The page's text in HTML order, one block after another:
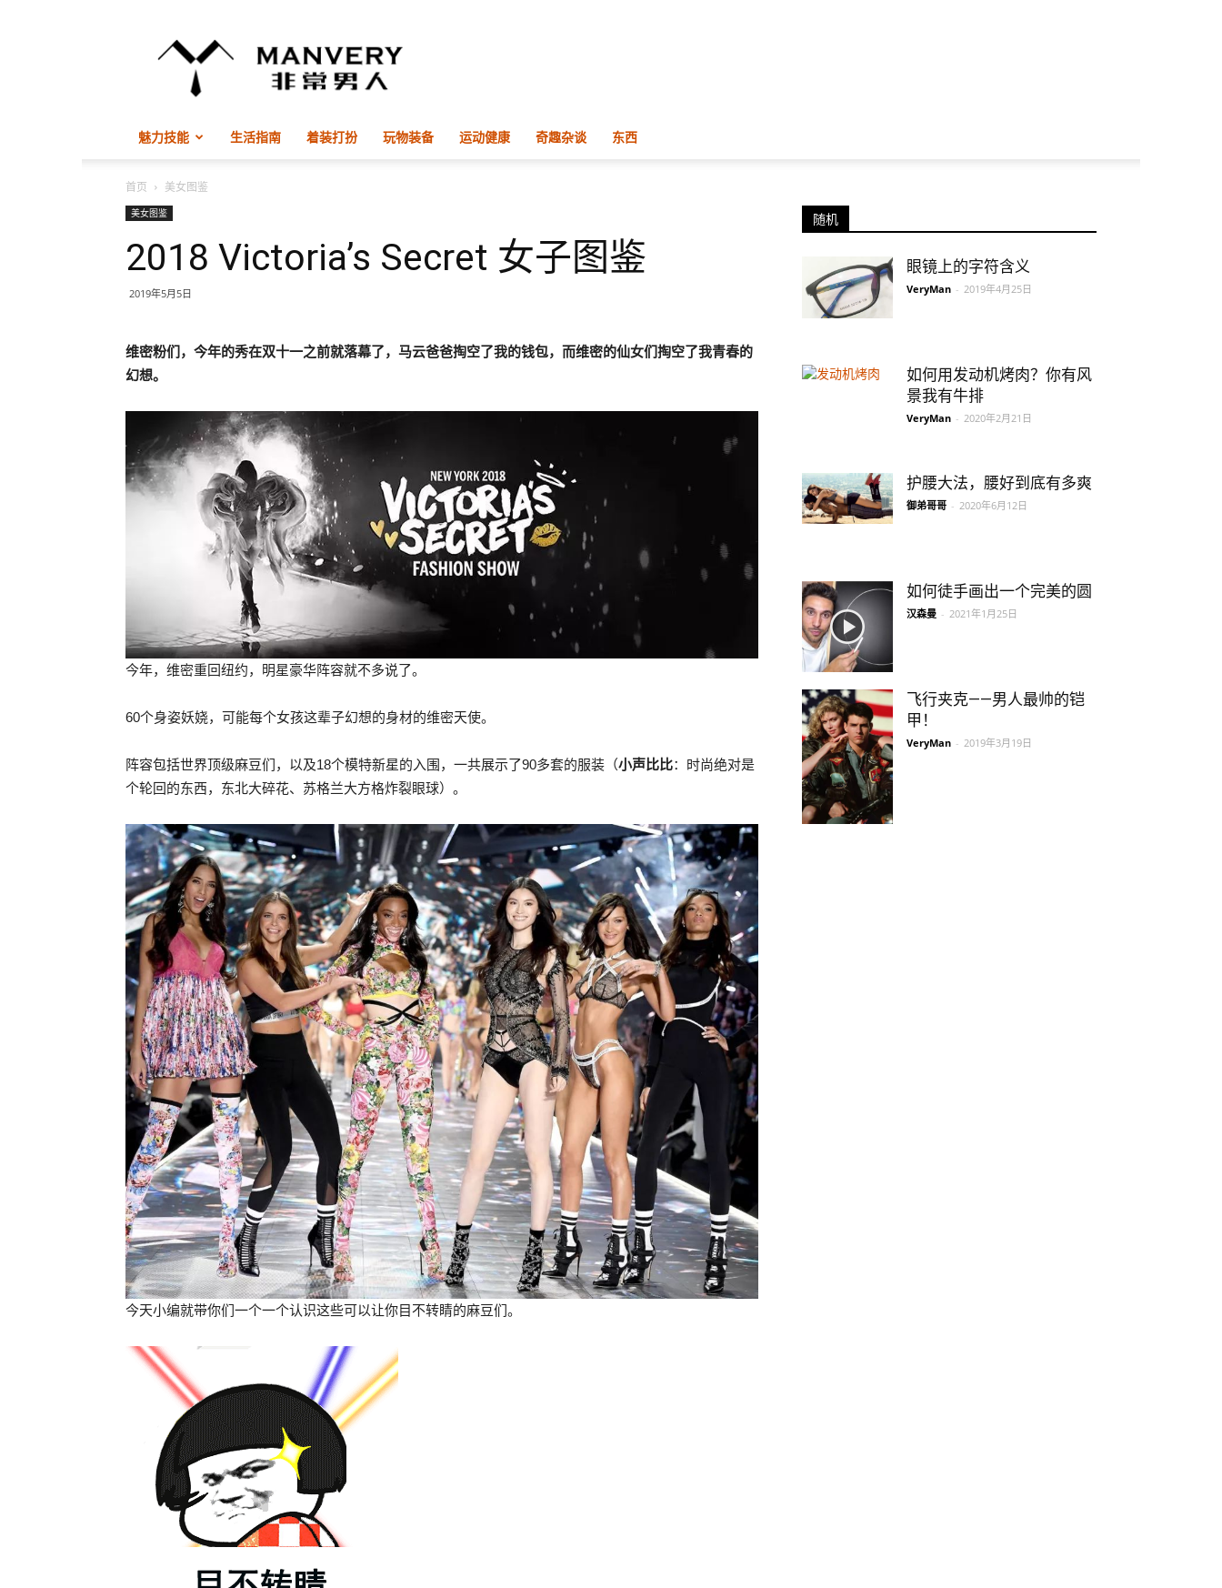
常
魅力技能
生活指南 着装打扮 玩物装备 运动健康 奇趣杂谈 东西
首页 美女图鉴
美女图鉴
2018 Victoria’s Secret 女子图鉴
2019年5月5日
维密粉们，今年的秀在双十一之前就落幕了，马云爸爸掏空了我的钱包，而维密的仙女们掏空了我青春的
幻想。
今年，维密重回纽约，明星豪华阵容就不多说了。
60个身姿妖娆，可能每个女孩这辈子幻想的身材的维密天使。
阵容包括世界顶级麻豆们，以及18个模特新星的入围，一共展示了90多套的服装（小声比比：时尚绝对是
个轮回的东西，东北大碎花、苏格兰大方格炸裂眼球）。
今天小编就带你们一个一个认识这些可以让你目不转睛的麻豆们。
随机
眼镜上的字符含义
VeryMan - 2019年4月25日
如何用发动机烤肉？你有风
景我有牛排
VeryMan - 2020年2月21日
护腰大法，腰好到底有多爽
御弟哥哥 - 2020年6月12日
如何徒手画出一个完美的圆
汉森曼 - 2021年1月25日
飞行夹克——男人最帅的铠
甲！
VeryMan - 2019年3月19日